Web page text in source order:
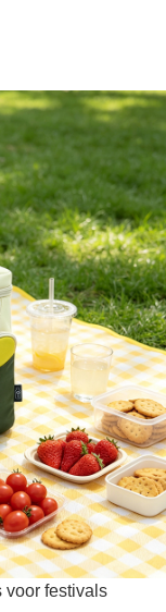
voor festivals